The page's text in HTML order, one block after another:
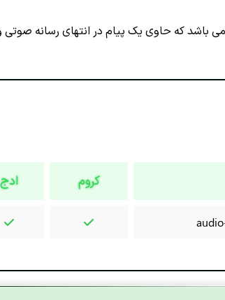
باشد که حاوی یک پیام در انتهای رسانه صوتی
کروم ادج